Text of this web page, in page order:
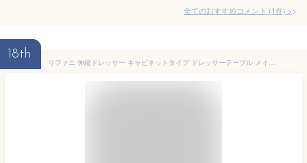
全てのおすすめコメント (1件) >
18th
リファニ 伸縮ドレッサー キャビネットタイプ ドレッサーテーブル メイク台 化粧台 鏡台 2口コンセント付 ハイタイプ コンパクト 木製 収納付 ナチュラル TS-008(NA)